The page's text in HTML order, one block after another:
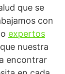
que se
con
expertos
nuestra
encontrar